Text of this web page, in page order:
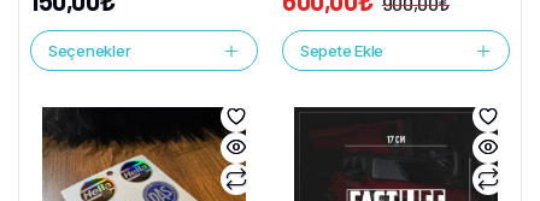
Seçenekler Sepete Ekle